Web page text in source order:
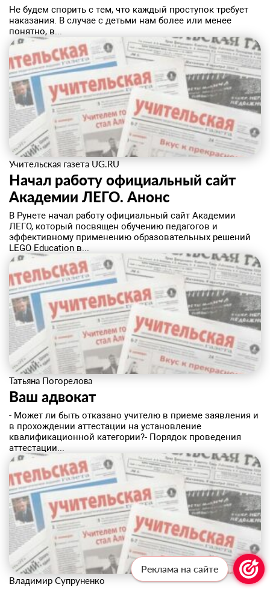
Не будем спорить с тем, что каждый проступок требует
наказания. В случае с детьми нам более или менее
понятно, в...
Учительская газета UG.RU
Начал работу официальный сайт
Академии ЛЕГО. ​Анонс
В Рунете начал работу официальный сайт Академии
ЛЕГО, который посвящен обучению педагогов и
эффективному применению образовательных решений
LEGO Education в...
Татьяна Погорелова
Ваш адвокат
- Может ли быть отказано учителю в приеме заявления и
в прохождении аттестации на установление
квалификационной категории?- Порядок проведения
аттестации...
Владимир Супруненко
Реклама на сайте